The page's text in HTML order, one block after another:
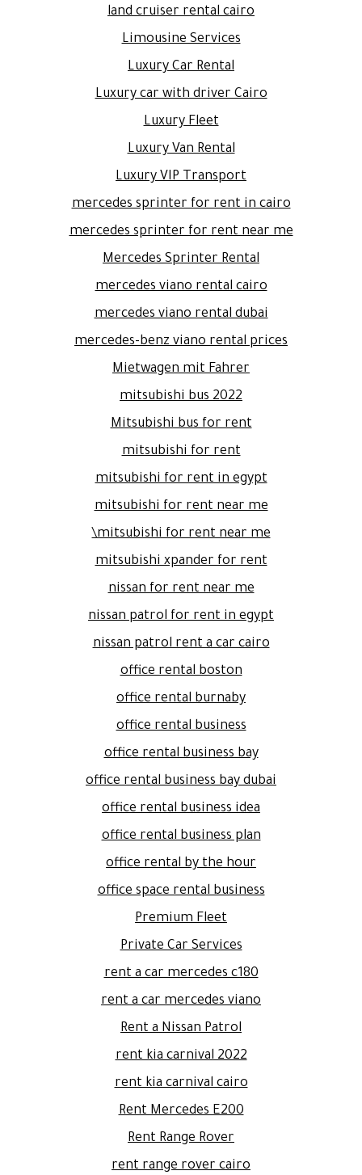
land cruiser rental cairo
Limousine Services
Luxury Car Rental
Luxury car with driver Cairo
Luxury Fleet
Luxury Van Rental
Luxury VIP Transport
mercedes sprinter for rent in cairo
mercedes sprinter for rent near me
Mercedes Sprinter Rental
mercedes viano rental cairo
mercedes viano rental dubai
mercedes-benz viano rental prices
Mietwagen mit Fahrer
mitsubishi bus 2022
Mitsubishi bus for rent
mitsubishi for rent
mitsubishi for rent in egypt
mitsubishi for rent near me
mitsubishi for rent near me\
mitsubishi xpander for rent
nissan for rent near me
nissan patrol for rent in egypt
nissan patrol rent a car cairo
office rental boston
office rental burnaby
office rental business
office rental business bay
office rental business bay dubai
office rental business idea
office rental business plan
office rental by the hour
office space rental business
Premium Fleet
Private Car Services
rent a car mercedes c180
rent a car mercedes viano
Rent a Nissan Patrol
rent kia carnival 2022
rent kia carnival cairo
Rent Mercedes E200
Rent Range Rover
rent range rover cairo